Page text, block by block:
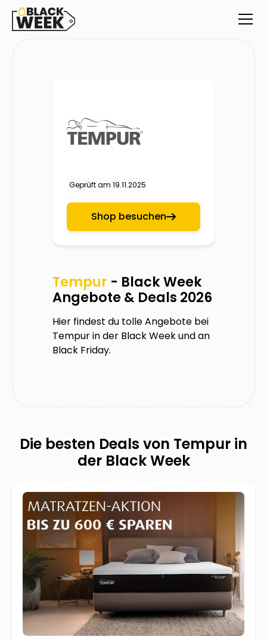
Tempur - Black Week
Angebote & Deals 2026
Hier findest du tolle Angebote bei
Tempurin der Black Week und an
Black Friday.
Geprüft am 19.11.2025
Shop besuchen
Die besten Deals von Tempur in
der Black Week